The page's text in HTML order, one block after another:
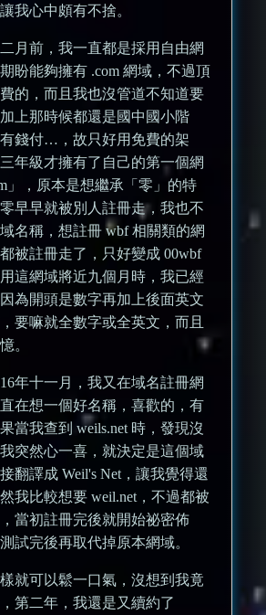
我心中頗有不捨。
月前，我一直都是採用自由網
盼能夠擁有 .com 網域，不過頂
的，而且我也沒管道不知道要
上那時候都還是國中國小階
錢付…，故只好用免費的架
年級才擁有了自己的第一個網
」，原本是想繼承「零」的特
早早就被別人註冊走，我也不
名稱，想註冊 wbf 相關類的網
被註冊走了，只好變成 00wbf
這網域將近九個月時，我已經
為開頭是數字再加上後面英文
要嘛就全數字或全英文，而且
。
年十一月，我又在域名註冊網
在想一個好名稱，喜歡的，有
當我查到 weils.net 時，發現沒
突然心一喜，就決定是這個域
翻譯成 Weil's Net，讓我覺得還
我比較想要 weil.net，不過都被
當初註冊完後就開始祕密佈
試完後再取代掉原本網域。
就可以鬆一口氣，沒想到我竟
第二年，我還是又續約了